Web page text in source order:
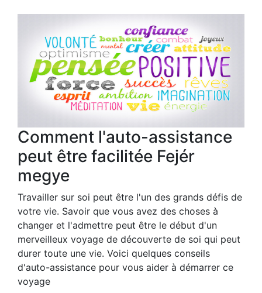
Comment l'auto-assistance
peut être facilitée Fejér
megye
Travailler sur soi peut être l'un des grands défis de
votre vie. Savoir que vous avez des choses à
changer et l'admettre peut être le début d'un
merveilleux voyage de découverte de soi qui peut
durer toute une vie. Voici quelques conseils
d'auto-assistance pour vous aider à démarrer ce
voyage